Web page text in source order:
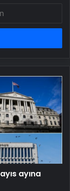
ayına